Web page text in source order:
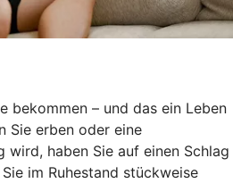
bekommen – und das ein Leben
Sie erben oder eine
wird, haben Sie auf einen Schlag
im Ruhestand stückweise